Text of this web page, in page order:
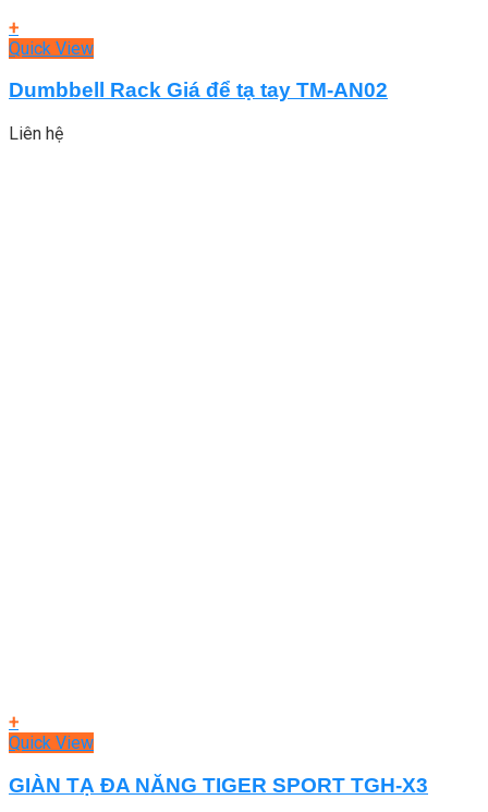
+
Quick View
Dumbbell Rack Giá để tạ tay TM-AN02
Liên hệ
+
Quick View
GIÀN TẠ ĐA NĂNG TIGER SPORT TGH-X3